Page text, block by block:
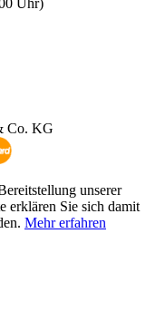
Uhr)
Co. KG
unserer
erklären Sie sich damit
Mehr erfahren